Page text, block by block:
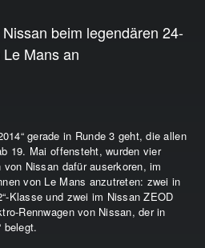
beim legendären 24-
Mans an
gerade in Runde 3 geht, die allen
19. Mai offensteht, wurden vier
Nissan dafür auserkoren, im
von Le Mans anzutreten: zwei in
Klasse und zwei im Nissan ZEOD
Rennwagen von Nissan, der in
belegt.